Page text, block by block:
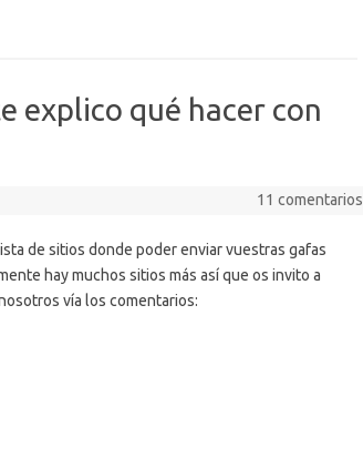
explico qué hacer con
11 comentarios
de sitios donde poder enviar vuestras gafas
hay muchos sitios más así que os invito a
vía los comentarios: